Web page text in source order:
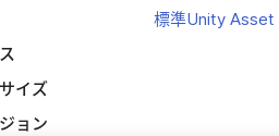
標準Unity
イズ
ョン